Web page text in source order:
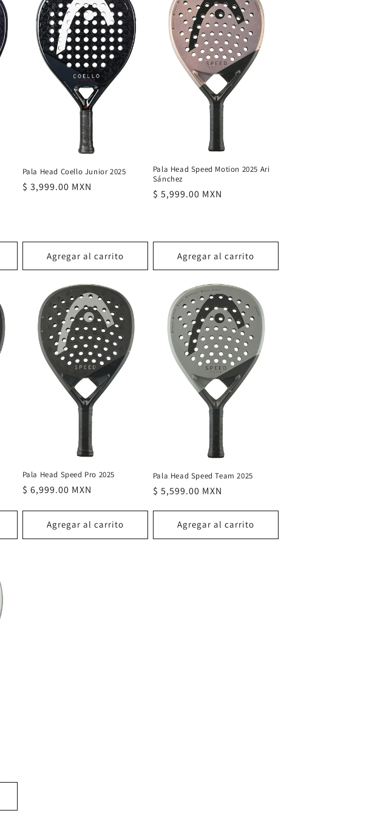
Pala Head Coello Junior 2025
Precio
$ 3,999.00 MXN
Agregar al carrito
Pala Head Speed Motion 2025 Ari
Sánchez
Precio
$ 5,999.00 MXN
Agregar al carrito
Pala Head Speed Pro 2025
Precio
$ 6,999.00 MXN
Agregar al carrito
Pala Head Speed Team 2025
Precio
$ 5,599.00 MXN
Agregar al carrito